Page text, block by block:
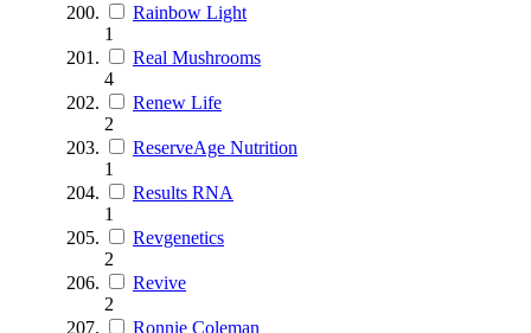
Rainbow Light
1
Real Mushrooms
4
Renew Life
2
ReserveAge Nutrition
1
Results RNA
1
Revgenetics
2
Revive
2
Ronnie Coleman